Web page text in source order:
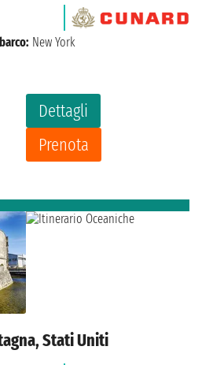
Dettagli
Prenota
New York
Stati Uniti